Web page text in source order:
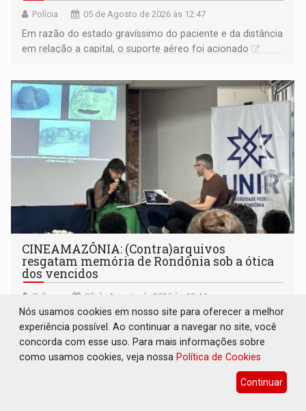
Polícia 05 de Agosto de 2026 às 12:47
Em razão do estado gravíssimo do paciente e da distância
em relação a capital, o suporte aéreo foi acionado
CINEAMAZÔNIA: (Contra)arquivos
resgatam memória de Rondônia sob a ótica
dos vencidos
Cultura 05 de Agosto de 2026 às 12:44
Em painel acompanhado pelo Rondoniaovivo,
pesquisadores da Unir discutem a preservação do acervo
do século 20 e o legado de Sílvio Tendler, que defendia a
memória como bússola para o futuro
Nós usamos cookies em nosso site para oferecer a melhor
experiência possível. Ao continuar a navegar no site, você
concorda com esse uso. Para mais informações sobre
como usamos cookies, veja nossa Política de Cookies
Continuar